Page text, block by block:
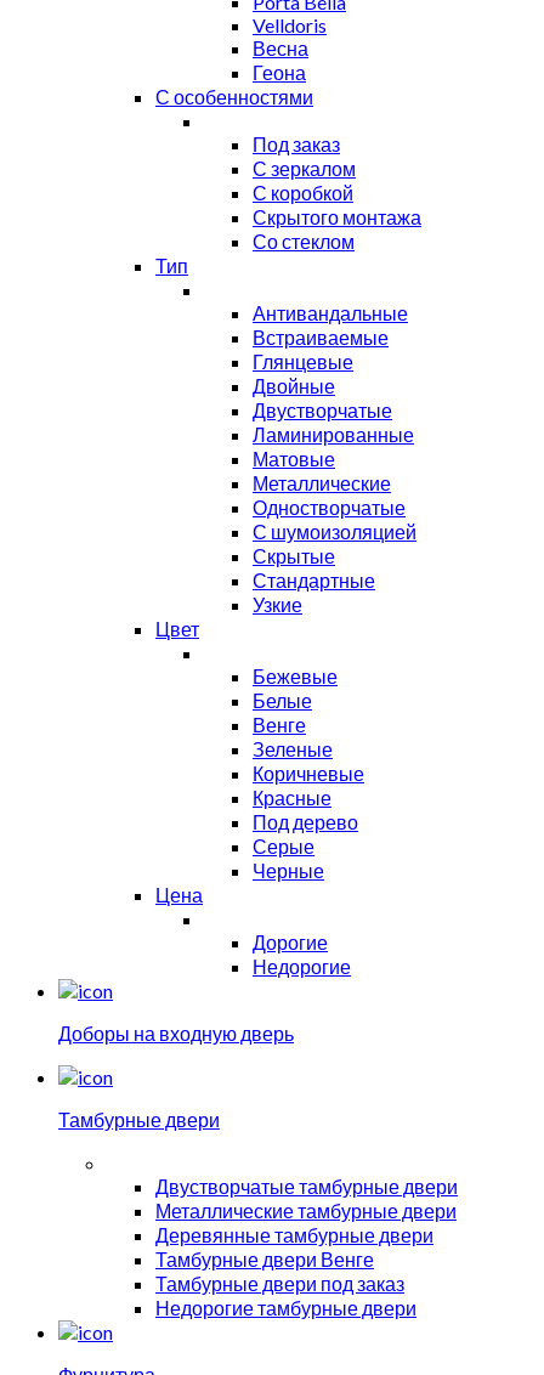
Velldoris
Весна
Геона
С особенностями
Под заказ
С зеркалом
С коробкой
Скрытого монтажа
Со стеклом
Тип
Антивандальные
Встраиваемые
Глянцевые
Двойные
Двустворчатые
Ламинированные
Матовые
Металлические
Одностворчатые
С шумоизоляцией
Скрытые
Стандартные
Узкие
Цвет
Бежевые
Белые
Венге
Зеленые
Коричневые
Красные
Под дерево
Серые
Черные
Цена
Дорогие
Недорогие
Доборы на входную дверь
Тамбурные двери
Двустворчатые тамбурные двери
Металлические тамбурные двери
Деревянные тамбурные двери
Тамбурные двери Венге
Тамбурные двери под заказ
Недорогие тамбурные двери